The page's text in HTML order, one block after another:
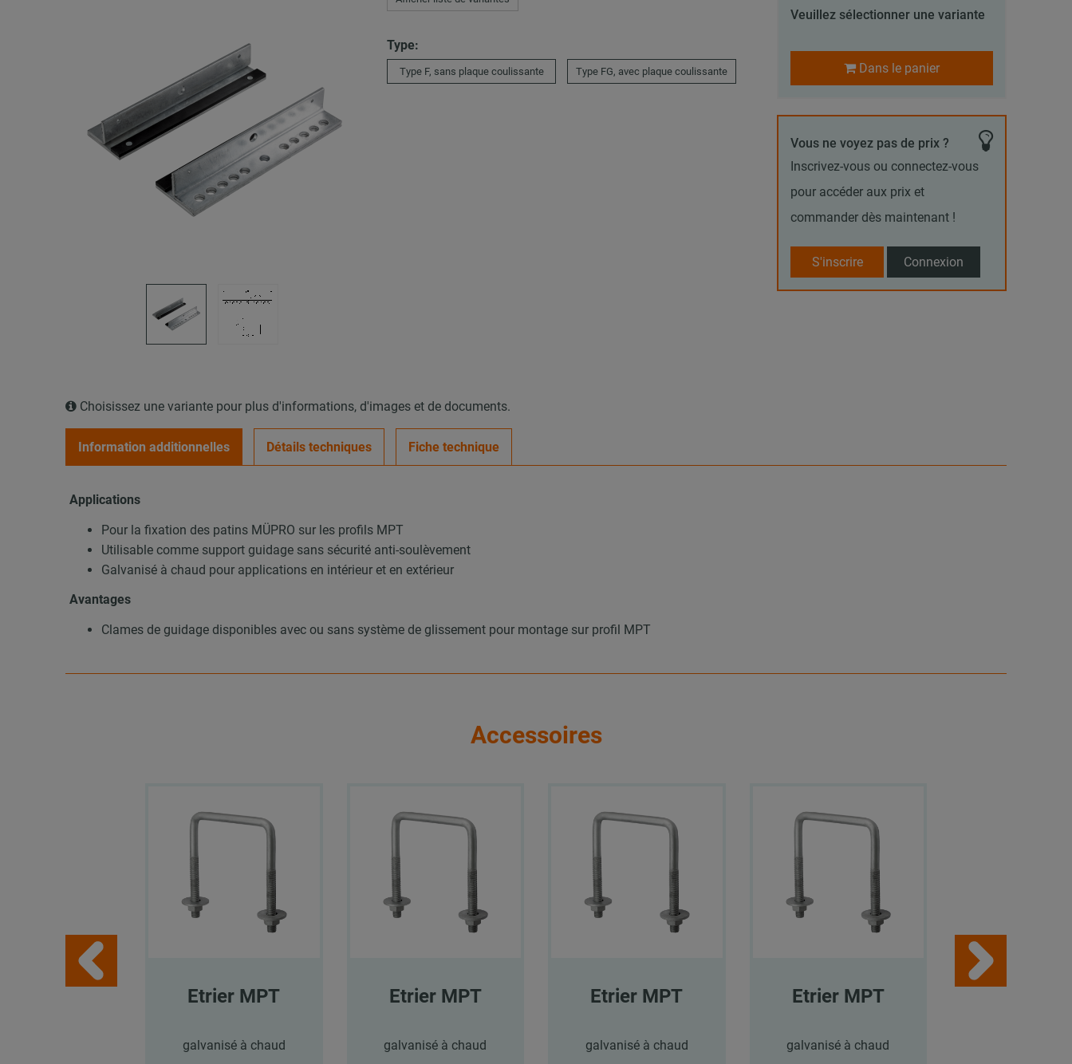
Type:
Type F, sans plaque coulissante Type FG, avec plaque coulissante
Veuillez sélectionner une variante
Dans le panier
Vous ne voyez pas de prix ?
Inscrivez-vous ou connectez-vous
pour accéder aux prix et
commander dès maintenant !
S'inscrire Connexion
Choisissez une variante pour plus d'informations, d'images et de documents.
Information additionnelles Détails techniques Fiche technique
Applications
Pour la fixation des patins MÜPRO sur les profils MPT
Utilisable comme support guidage sans sécurité anti-soulèvement
Galvanisé à chaud pour applications en intérieur et en extérieur
Avantages
Clames de guidage disponibles avec ou sans système de glissement pour montage sur profil MPT
Accessoires
Etrier MPT
galvanisé à chaud
Etrier MPT
galvanisé à chaud
Etrier MPT
galvanisé à chaud
Etrier MPT
galvanisé à chaud